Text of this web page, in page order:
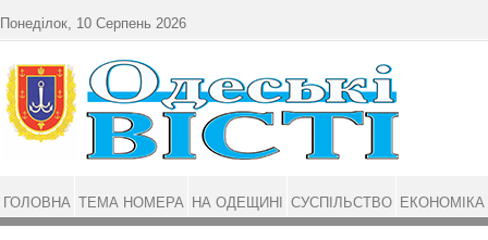
Понеділок, 10 Серпень 2026
ГОЛОВНА ТЕМА НОМЕРА НА ОДЕЩИНІ СУСПІЛЬСТВО ЕКОНОМІКА